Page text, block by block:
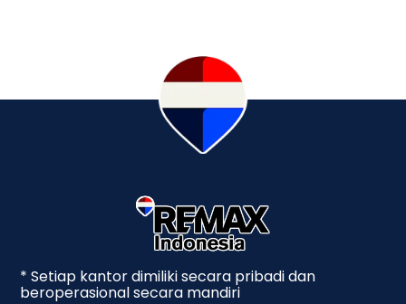
* Setiap kantor dimiliki secara pribadi dan
beroperasional secara mandiri